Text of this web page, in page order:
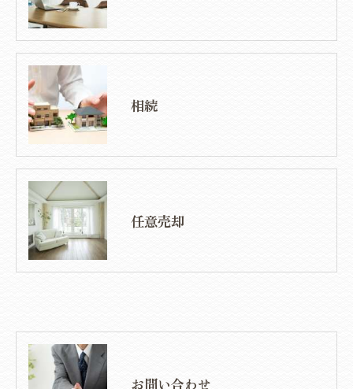
相続
任意売却
お問い合わせ